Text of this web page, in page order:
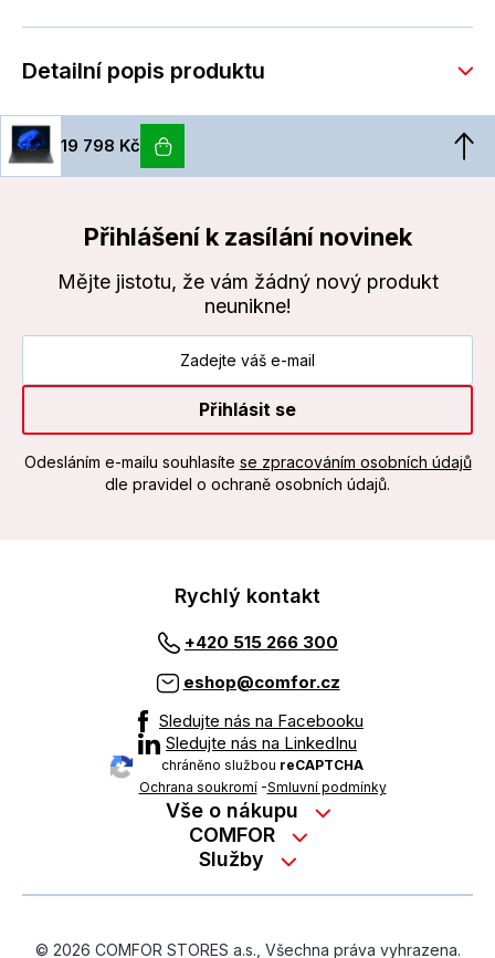
Detailní popis produktu
19 798 Kč
Přihlášení k zasílání novinek
Mějte jistotu, že vám žádný nový produkt
neunikne!
Přihlásit se
Odesláním e-mailu souhlasíte se zpracováním osobních údajů
dle pravidel o ochraně osobních údajů.
Rychlý kontakt
+420 515 266 300
eshop@comfor.cz
Sledujte nás na Facebooku
Sledujte nás na LinkedInu
chráněno službou reCAPTCHA
Ochrana soukromí-Smluvní podmínky
Vše o nákupu
Nákup na splátky
Možnosti platby
Obchodní podmínky
COMFOR
Kontakty
Kariéra
Služby
© 2026 COMFOR STORES a.s., Všechna práva vyhrazena.